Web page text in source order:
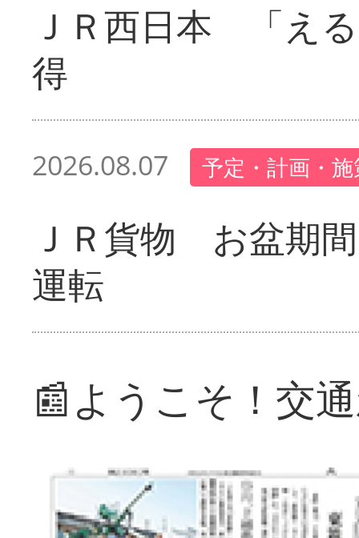
ＪＲ西日本 「え
得
2026.08.07 予定・計画・
ＪＲ貨物 お盆期
運転
📰ようこそ！交